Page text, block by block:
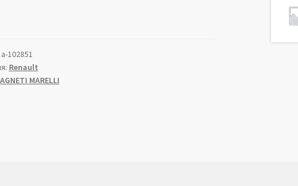
a-102851
Renault
MARELLI